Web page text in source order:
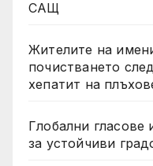
САЩ
Жителите на
почистването
хепатит на
Глобални гласове
за устойчиви